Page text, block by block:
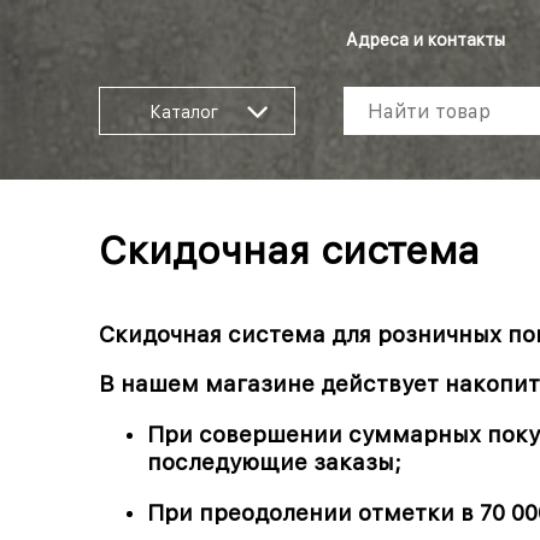
Адреса и контакты
Каталог
Скидочная система
Скидочная система для розничных
В нашем магазине действует
При совершении суммарных
последующие заказы;
При преодолении отметки в 70